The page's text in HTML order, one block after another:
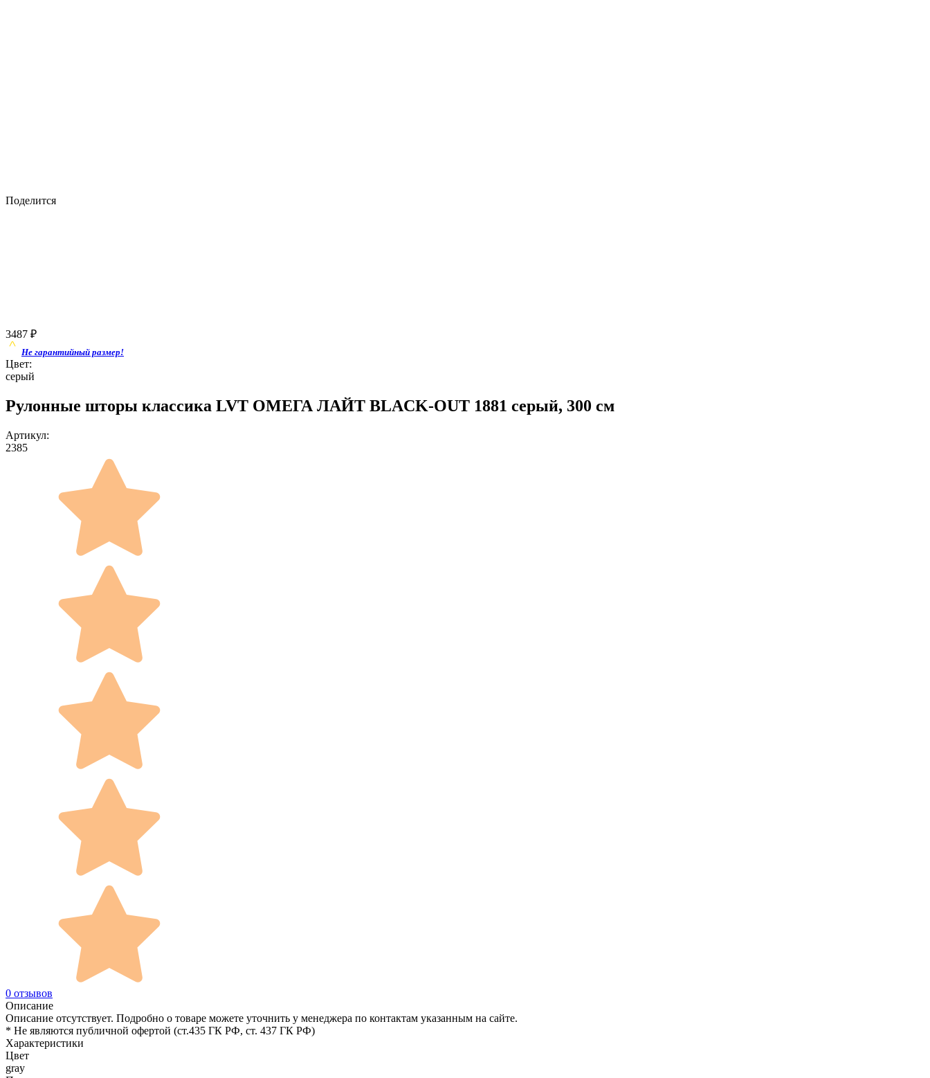
Поделится
3487 ₽
Не гарантийный размер!
Цвет:
серый
Рулонные шторы классика LVT ОМЕГА ЛАЙТ BLACK-OUT 1881 серый, 300 см
Артикул:
2385
0 отзывов
Описание
Описание отсутствует. Подробно о товаре можете уточнить у менеджера по контактам указанным на сайте.
* Не являются публичной офертой (ст.435 ГК РФ, cт. 437 ГК РФ)
Характеристики
Цвет
gray